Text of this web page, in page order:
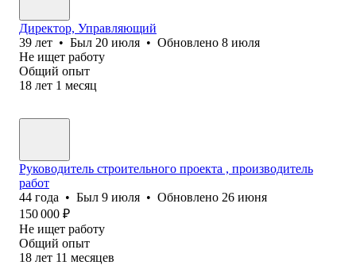
Директор, Управляющий
39 лет • Был 20 июля • Обновлено 8 июля
Не ищет работу
Общий опыт
18 лет 1 месяц
Руководитель строительного проекта , производитель
работ
44 года • Был 9 июля • Обновлено 26 июня
150 000 ₽
Не ищет работу
Общий опыт
18 лет 11 месяцев